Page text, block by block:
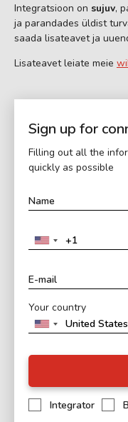
Integratsioon on sujuv,
ja parandades üldist
saada lisateavet ja
Lisateavet leiate meie
Sign up for
Filling out all the
quickly as possible
Your country
Integrator